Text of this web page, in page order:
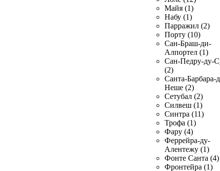
Майя (1)
Набу (1)
Парражил (2)
Порту (10)
Сан-Браш-ди-
Алпортел (1)
Сан-Педру-ду-
(2)
Санта-Барбара-
Неше (2)
Сетубал (2)
Силвеш (1)
Синтра (11)
Трофа (1)
Фару (4)
Феррейра-ду-
Алентежу (1)
Фонте Санта (4)
Фронтейра (1)